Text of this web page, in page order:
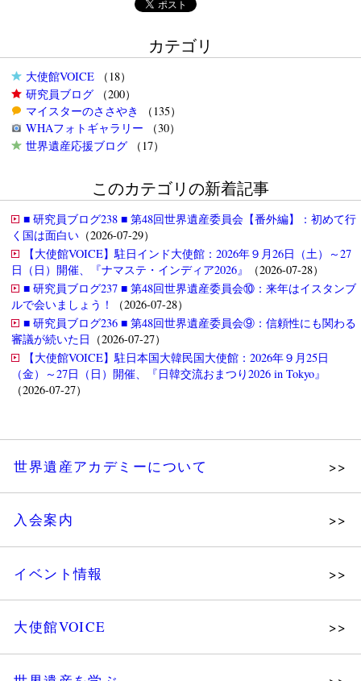
カテゴリ
大使館VOICE（18）
研究員ブログ（200）
マイスターのささやき
（135）
WHAフォトギャラリー （30）
世界遺産応援ブログ（17）
このカテゴリの新着記事
■ 研究員ブログ238 ■ 第48回世界遺産委員会【番外編】：初めて行
く国は面白い（2026-07-29）
【大使館VOICE】駐日インド大使館：2026年９月26日（土）～27
日（日）開催、『ナマステ・インディア2026』
（2026-07-28）
■ 研究員ブログ237 ■ 第48回世界遺産委員会⑩：来年はイスタンブ
ルで会いましょう！
（2026-07-28）
■ 研究員ブログ236 ■ 第48回世界遺産委員会⑨：信頼性にも関わる
審議が続いた日 （2026-07-27）
【大使館VOICE】駐日本国大韓民国大使館：2026年９月25日
（金）～27日（日）開催、『日韓交流おまつり2026 in Tokyo』
（2026-07-27）
世界遺産アカデミーについて
組織図・役員
法人会員・協賛団体／公認団体
入会案内
イベント情報
大使館VOICE